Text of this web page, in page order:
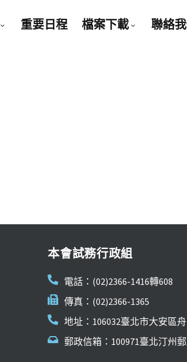
重要日程 檔案下載 聯絡
本會試務行政組
電話：(02)2366-1416轉608
傳真：(02)2366-1365
地址：106032臺北市大安區
郵政信箱：100971臺北汀州